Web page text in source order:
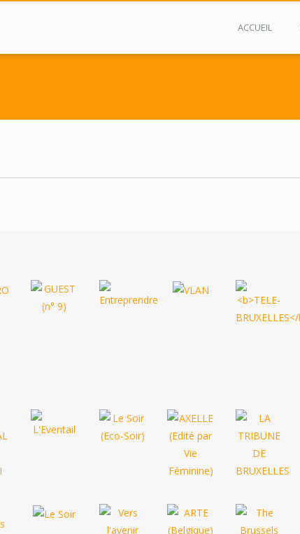
ACCUEIL